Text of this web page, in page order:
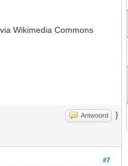
Wikimedia Commons
Antwoord }
#7